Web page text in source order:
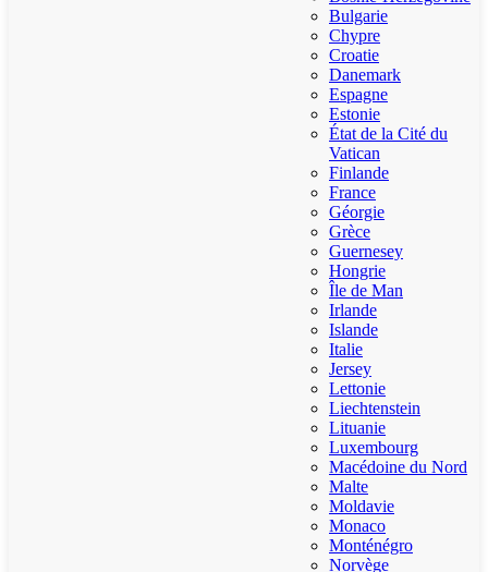
Bulgarie
Chypre
Croatie
Danemark
Espagne
Estonie
État de la Cité du
Vatican
Finlande
France
Géorgie
Grèce
Guernesey
Hongrie
Île de Man
Irlande
Islande
Italie
Jersey
Lettonie
Liechtenstein
Lituanie
Luxembourg
Macédoine du Nord
Malte
Moldavie
Monaco
Monténégro
Norvège